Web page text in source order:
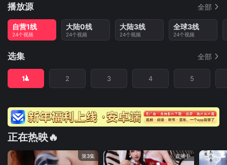
播放源 全部
自营1线
24个视频
大陆0线
24个视频
大陆3线
24个视频
全球3线
24个视频
选集 全部
1 2 3 4 5
正在热映🔥
第3集 直播中